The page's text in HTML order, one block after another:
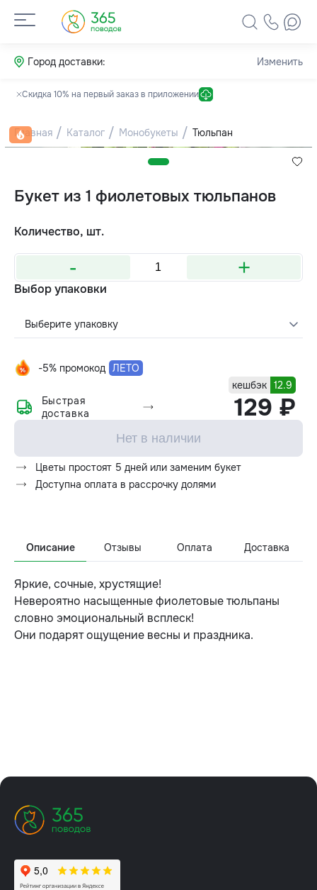
Город доставки: Изменить
Скидка 10% на первый заказ в приложении
Главная Каталог Монобукеты Тюльпан
Букет из 1 фиолетовых тюльпанов
Количество, шт.
- +
Выбор упаковки
Выберите упаковку
-5% промокод ЛЕТО
кешбэк 12.9
129 ₽
Быстрая
доставка
Нет в наличии
Цветы простоят 5 дней или заменим букет
Доступна оплата в рассрочку долями
Описание Отзывы Оплата Доставка
Яркие, сочные, хрустящие!
Невероятно насыщенные фиолетовые тюльпаны
словно эмоциональный всплеск!
Они подарят ощущение весны и праздника.